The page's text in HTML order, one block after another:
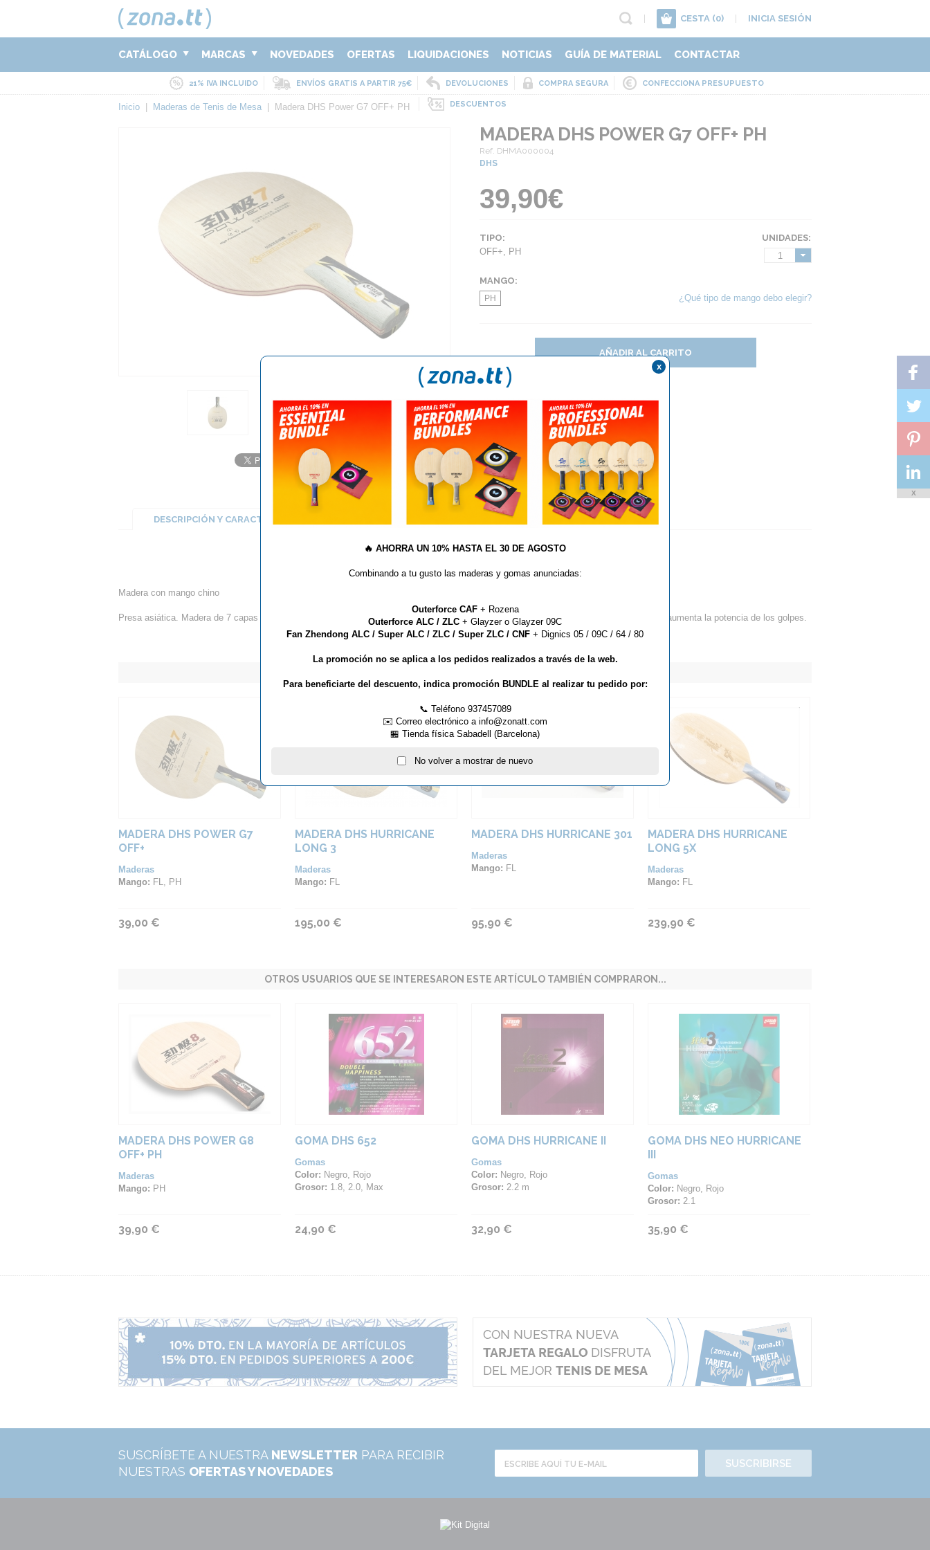
CESTA (0) INICIA SESIÓN
CATÁLOGO MARCAS NOVEDADES OFERTAS LIQUIDACIONES NOTICIAS GUÍA DE MATERIAL CONTACTAR
21% IVA INCLUIDO ENVÍOS GRATIS A PARTIR 75€ DEVOLUCIONES COMPRA SEGURA CONFECCIONA PRESUPUESTO
DESCUENTOS
Inicio Maderas de Tenis de Mesa Madera DHS Power G7 OFF+ PH
MADERA DHS POWER G7 OFF+ PH
Ref. DHMA000004
DHS
39,90€
UNIDADES:
1
TIPO:
OFF+, PH
MANGO:
PH ¿Qué tipo de mango debo elegir?
AÑADIR AL CARRITO
DESCRIPCIÓN Y CARACTERÍSTICAS ¿QUÉ ESTILO DE MANGO DE RAQUETA DEBO ELEGIR?
Madera DHS Power G7 OFF+ PH
Madera con mango chino
Presa asiática. Madera de 7 capas con una energía y potencia increíble. La superficie exterior está lacada con una técnica especial que aumenta la potencia de los golpes.
MADERA DHS POWER G7
OFF+
Maderas
Mango: FL, PH
39,00 €
MADERA DHS HURRICANE
LONG 3
Maderas
Mango: FL
195,00 €
MADERA DHS HURRICANE 301
Maderas
Mango: FL
95,90 €
MADERA DHS HURRICANE
LONG 5X
Maderas
Mango: FL
239,90 €
OTROS USUARIOS QUE SE INTERESARON ESTE ARTÍCULO TAMBIÉN COMPRARON...
MADERA DHS POWER G8
OFF+ PH
Maderas
Mango: PH
39,90 €
GOMA DHS 652
Gomas
Color: Negro, Rojo
Grosor: 1.8, 2.0, Max
24,90 €
GOMA DHS HURRICANE II
Gomas
Color: Negro, Rojo
Grosor: 2.2 m
32,90 €
GOMA DHS NEO HURRICANE
III
Gomas
Color: Negro, Rojo
Grosor: 2.1
35,90 €
SUSCRÍBETE A NUESTRA NEWSLETTER PARA RECIBIR
NUESTRAS OFERTAS Y NOVEDADES
SUSCRIBIRSE
🔥 AHORRA UN 10% HASTA EL 30 DE AGOSTO
Combinando a tu gusto las maderas y gomas anunciadas:
Outerforce CAF+ Rozena
Outerforce ALC / ZLC + Glayzer o Glayzer 09C
Fan Zhendong ALC / Super ALC / ZLC / Super ZLC / CNF + Dignics 05 / 09C / 64 / 80
La promoción no se aplica a los pedidos realizados a través de la web.
Para beneficiarte del descuento, indica promoción BUNDLE al realizar tu pedido por:
📞 Teléfono 937457089
✉️ Correo electrónico a info@zonatt.com
🏪 Tienda física Sabadell (Barcelona)
No volver a mostrar de nuevo
x
X